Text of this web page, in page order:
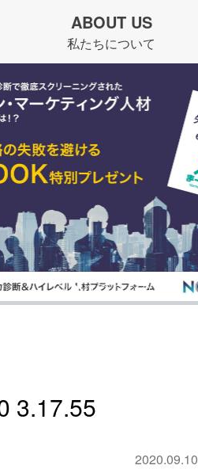
ABOUT US
私たちについて
3.17.55
2020.09.10